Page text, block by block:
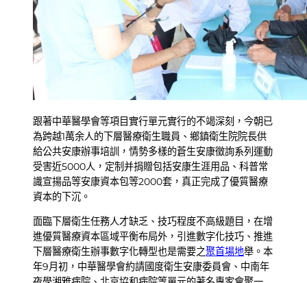
跟著中華醫學會等項目實行單元實行的不竭深刻，今朝已
為跨越1萬余人的下層醫療衛生職員、鄉鎮衛生院院長供
給公共安康辦事培訓，情勢多樣的蒼生安康徵詢系列運動
受害近5000人，定制并捐贈包括安康生涯用品、科普常
識宣揚品等安康資本包等2000套，真正完成了優質醫療
資本的下沉。
面臨下層衛生任務人才缺乏、技巧程度不高級題目，在增
進優質醫療資本區域平衡布局外，引進數字化技巧、推進
下層醫療衛生辦事數字化轉型也是需要之聚首場地舉。本
年9月初，中華醫學會約請國度衛生安康委員會、中南年